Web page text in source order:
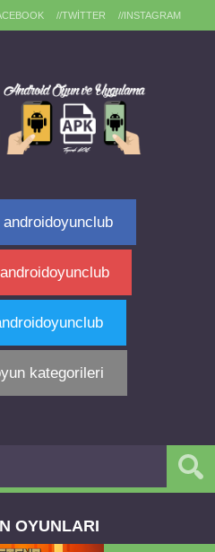
//TWITTER //INSTAGRAM
kategorileri
OYUNLARI